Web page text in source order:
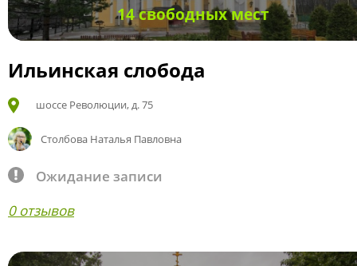
14 свободных мест
Ильинская слобода
шоссе Революции, д. 75
Столбова Наталья Павловна
Ожидание записи
0 отзывов